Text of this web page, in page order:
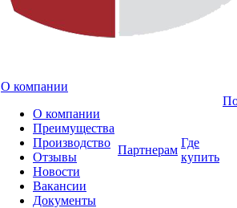
О компании
О компании
Преимущества
Производство
Отзывы
Новости
Вакансии
Документы
Партнерам
Где
купить